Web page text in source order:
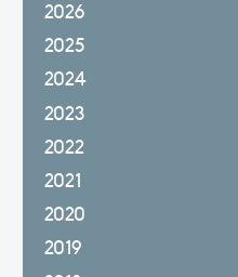
2026
2025
2024
2023
2022
2021
2020
2019